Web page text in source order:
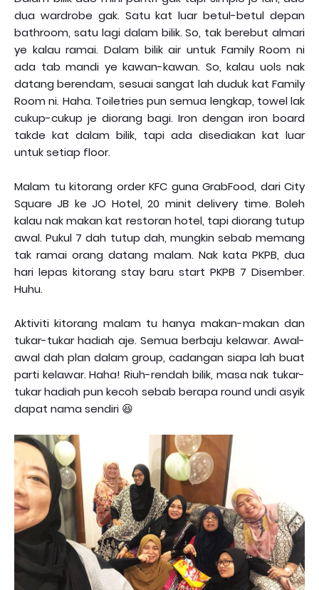
dua wardrobe gak. Satu kat luar betul-betul depan
bathroom, satu lagi dalam bilik. So, tak berebut almari
ye kalau ramai. Dalam bilik air untuk Family Room ni
ada tab mandi ye kawan-kawan. So, kalau uols nak
datang berendam, sesuai sangat lah duduk kat Family
Room ni. Haha. Toiletries pun semua lengkap, towel lak
cukup-cukup je diorang bagi. Iron dengan iron board
takde kat dalam bilik, tapi ada disediakan kat luar
untuk setiap floor.
Malam tu kitorang order KFC guna GrabFood, dari City
Square JB ke JO Hotel, 20 minit delivery time. Boleh
kalau nak makan kat restoran hotel, tapi diorang tutup
awal. Pukul 7 dah tutup dah, mungkin sebab memang
tak ramai orang datang malam. Nak kata PKPB, dua
hari lepas kitorang stay baru start PKPB 7 Disember.
Huhu.
Aktiviti kitorang malam tu hanya makan-makan dan
tukar-tukar hadiah aje. Semua berbaju kelawar. Awal-
awal dah plan dalam group, cadangan siapa lah buat
parti kelawar. Haha! Riuh-rendah bilik, masa nak tukar-
tukar hadiah pun kecoh sebab berapa round undi asyik
dapat nama sendiri 😆